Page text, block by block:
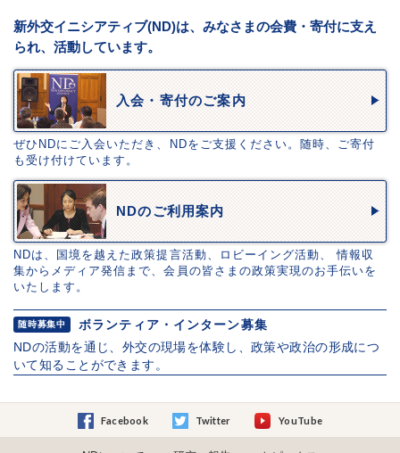
新外交イニシアティブ(ND)は、みなさまの会費・寄付に支え
られ、活動しています。
入会・寄付のご案内
ぜひNDにご入会いただき、NDをご支援ください。随時、ご寄付
も受け付けています。
NDのご利用案内
NDは、国境を越えた政策提言活動、ロビーイング活動、 情報収
集からメディア発信まで、会員の皆さまの政策実現のお手伝いを
いたします。
随時募集中
ボランティア・インターン募集
NDの活動を通じ、外交の現場を体験し、政策や政治の形成につ
いて知ることができます。
Facebook Twitter YouTube